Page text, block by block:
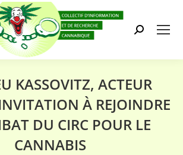
Search:
KASSOVITZ, ACTEUR
À REJOINDRE
DU CIRC POUR LE
CANNABIS